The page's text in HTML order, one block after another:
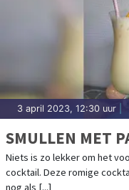
3 april 2023, 12:30 uur
SMULLEN MET
Niets is zo lekker om het
cocktail. Deze romige
nog als [...]